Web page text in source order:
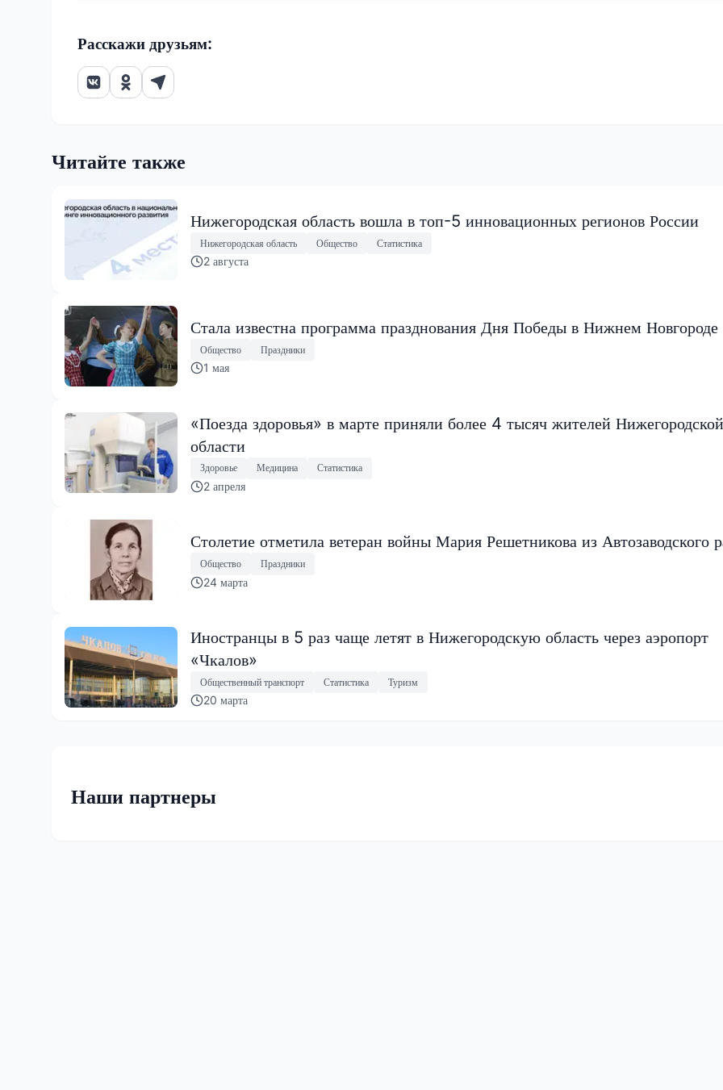
Расскажи друзьям:
Читайте также
Нижегородская область вошла в топ-5 инновационных регионов России
Нижегородская область Общество Статистика
2 августа
Стала известна программа празднования Дня Победы в Нижнем Новгороде
Общество Праздники
1 мая
«Поезда здоровья» в марте приняли более 4 тысяч жителей Нижегородской
области
Здоровье Медицина Статистика
2 апреля
Столетие отметила ветеран войны Мария Решетникова из Автозаводского
Общество Праздники
24 марта
Иностранцы в 5 раз чаще летят в Нижегородскую область через аэропорт
«Чкалов»
Общественный транспорт Статистика Туризм
20 марта
Наши партнеры